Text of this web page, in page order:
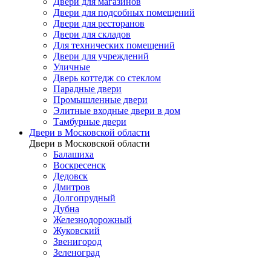
Двери для подсобных помещений
Двери для ресторанов
Двери для складов
Для технических помещений
Двери для учреждений
Уличные
Дверь коттедж со стеклом
Парадные двери
Промышленные двери
Элитные входные двери в дом
Тамбурные двери
Двери в Московской области
Двери в Московской области
Балашиха
Воскресенск
Дедовск
Дмитров
Долгопрудный
Дубна
Железнодорожный
Жуковский
Звенигород
Зеленоград